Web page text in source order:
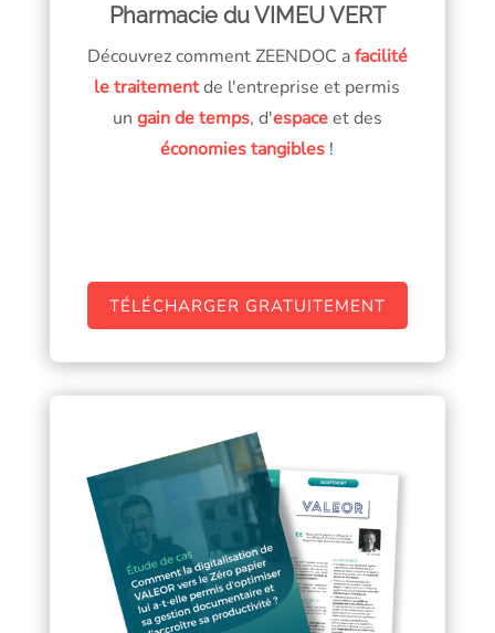
Pharmacie du VIMEU VERT
Découvrez comment ZEENDOC afacilité
le traitementde l'entreprise et permis
un gain de temps, d'espaceet des
économies tangibles !
TÉLÉCHARGER GRATUITEMENT